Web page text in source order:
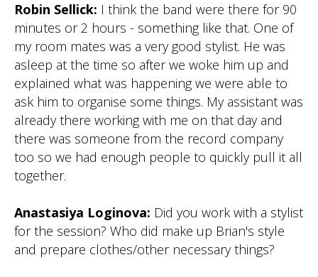
Robin Sellick: I think the band were there for 90
minutes or 2 hours - something like that. One of
my room mates was a very good stylist. He was
asleep at the time so after we woke him up and
explained what was happening we were able to
ask him to organise some things. My assistant was
already there working with me on that day and
there was someone from the record company
too so we had enough people to quickly pull it all
together.
Anastasiya Loginova: Did you work with a stylist
for the session? Who did make up Brian's style
and prepare clothes/other necessary things?